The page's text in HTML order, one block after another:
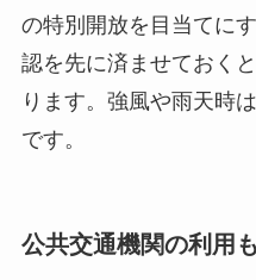
の特別開放を目当てに
認を先に済ませておく
ります。強風や雨天時
です。
公共交通機関の利用